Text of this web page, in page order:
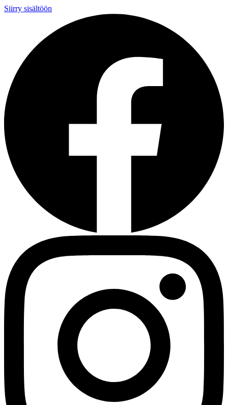
Siirry sisältöön